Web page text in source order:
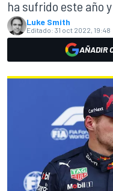
ha sufrido este año
Luke Smith
Editado: 31 oct 2022, 19:48
AÑADIR